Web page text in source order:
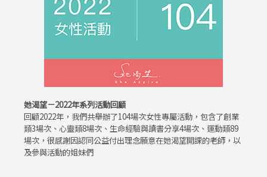
她渴望－2022年系列活動回顧
回顧2022年，我們共舉辦了104場次女性專屬活動，包含了創業
類3場次、心靈類8場次、生命經驗與讀書分享4場次、運動類89
場次，很感謝因認同公益付出理念願意在她渴望開課的老師，以
及參與活動的姐妹們